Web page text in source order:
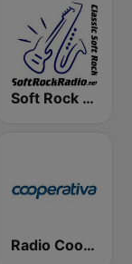
Soft Rock Radio
Radio Cooperativa